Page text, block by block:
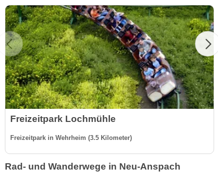
Freizeitpark Lochmühle
Freizeitpark in Wehrheim (3.5 Kilometer)
Rad- und Wanderwege in Neu-Anspach